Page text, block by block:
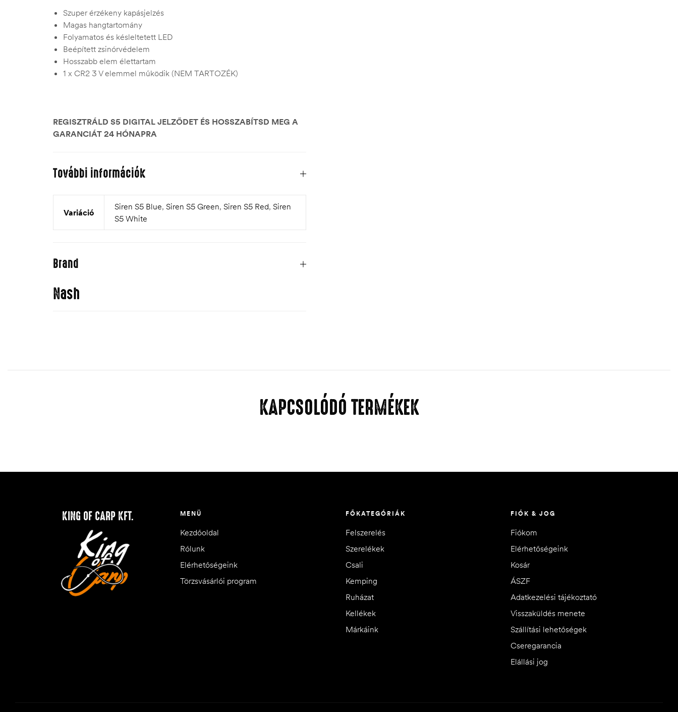
Szuper érzékeny kapásjelzés
Magas hangtartomány
Folyamatos és késleltetett LED
Beépített zsinórvédelem
Hosszabb elem élettartam
1 x CR2 3 V elemmel működik (NEM TARTOZÉK)
REGISZTRÁLD S5 DIGITAL JELZŐDET ÉS HOSSZABÍTSD MEG A
GARANCIÁT 24 HÓNAPRA
További információk
Variáció
Siren S5 Blue, Siren S5 Green, Siren S5 Red, Siren
S5 White
Brand
Nash
KAPCSOLÓDÓ TERMÉKEK
KING OF CARP KFT. MENÜ
Kezdőoldal
Rólunk
Elérhetőségeink
Törzsvásárlói program
FŐKATEGÓRIÁK
Felszerelés
Szerelékek
Csali
Kemping
Ruházat
Kellékek
Márkáink
FIÓK & JOG
Fiókom
Elérhetőségeink
Kosár
ÁSZF
Adatkezelési tájékoztató
Visszaküldés menete
Szállítási lehetőségek
Cseregarancia
Elállási jog